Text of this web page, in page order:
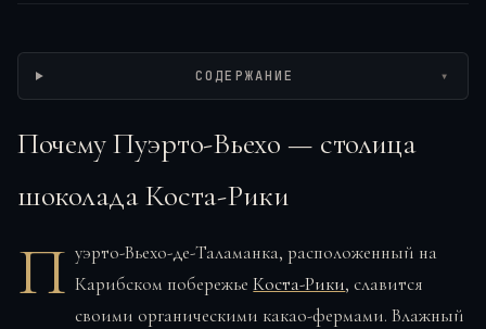
СОДЕРЖАНИЕ ▾
Почему Пуэрто-Вьехо — столица
шоколада Коста-Рики
П уэрто-Вьехо-де-Таламанка, расположенный на
Карибском побережьеКоста-Рики, славится
своими органическими какао-фермами. Влажный